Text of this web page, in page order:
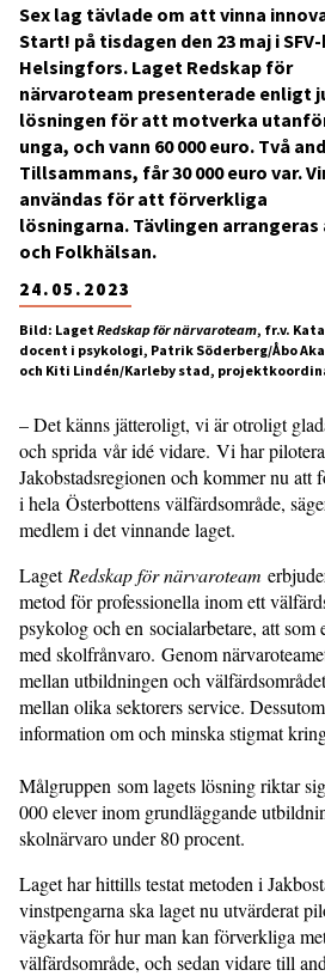
24.05.2023
Sex lag tävlade om att vinna
Start! på tisdagen den 23 maj i
Helsingfors. Laget Redskap för
närvaroteam presenterade enligt
lösningen för att motverka
unga, och vann 60 000 euro. Två
Tillsammans, får 30 000 euro var.
användas för att förverkliga
lösningarna. Tävlingen arrangeras
och Folkhälsan.
Bild: Laget Redskap för närvaroteam, fr.v.
docent i psykologi, Patrik Söderberg/Åbo
och Kiti Lindén/Karleby stad,
– Det känns jätteroligt, vi är otroligt
och sprida vår idé vidare. Vi har
Jakobstadsregionen och kommer nu att
i hela Österbottens välfärdsområde,
medlem i det vinnande laget.
Laget Redskap för närvaroteam
metod för professionella inom ett
psykolog och en socialarbetare, att som
med skolfrånvaro. Genom
mellan utbildningen och
mellan olika sektorers service.
information om och minska stigmat
Målgruppen som lagets lösning riktar
000 elever inom grundläggande
skolnärvaro under 80 procent.
Laget har hittills testat metoden i
vinstpengarna ska laget nu utvärderat
vägkarta för hur man kan förverkliga
välfärdsområde, och sedan vidare till